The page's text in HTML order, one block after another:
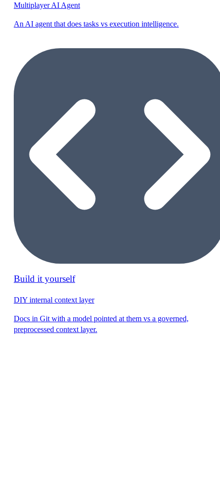
Multiplayer AI Agent
Build it yourself
DIY internal context layer